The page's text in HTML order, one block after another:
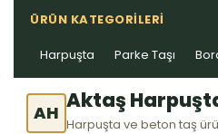
ÜRÜN KATEGORILERI
Harpuşta Parke Taşı
AH Aktaş
Harpuşta ve beton taş